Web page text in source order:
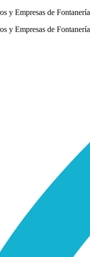
y Empresas de Fontanería
y Empresas de Fontanería